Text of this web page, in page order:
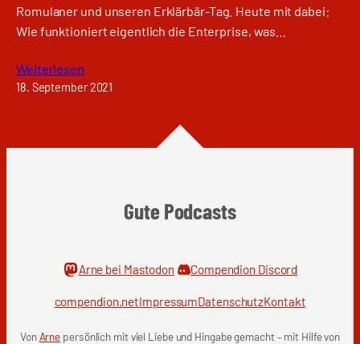
Romulaner und unseren Erklärbär-Tag. Heute mit dabei:
Wie funktioniert eigentlich die Enterprise, was…
Weiterlesen
18. September 2021
Gute Podcasts
Arne bei Mastodon Compendion Discord
compendion.netImpressumDatenschutzKontakt
VonArne persönlich mit viel Liebe und Hingabe gemacht – mit Hilfe von